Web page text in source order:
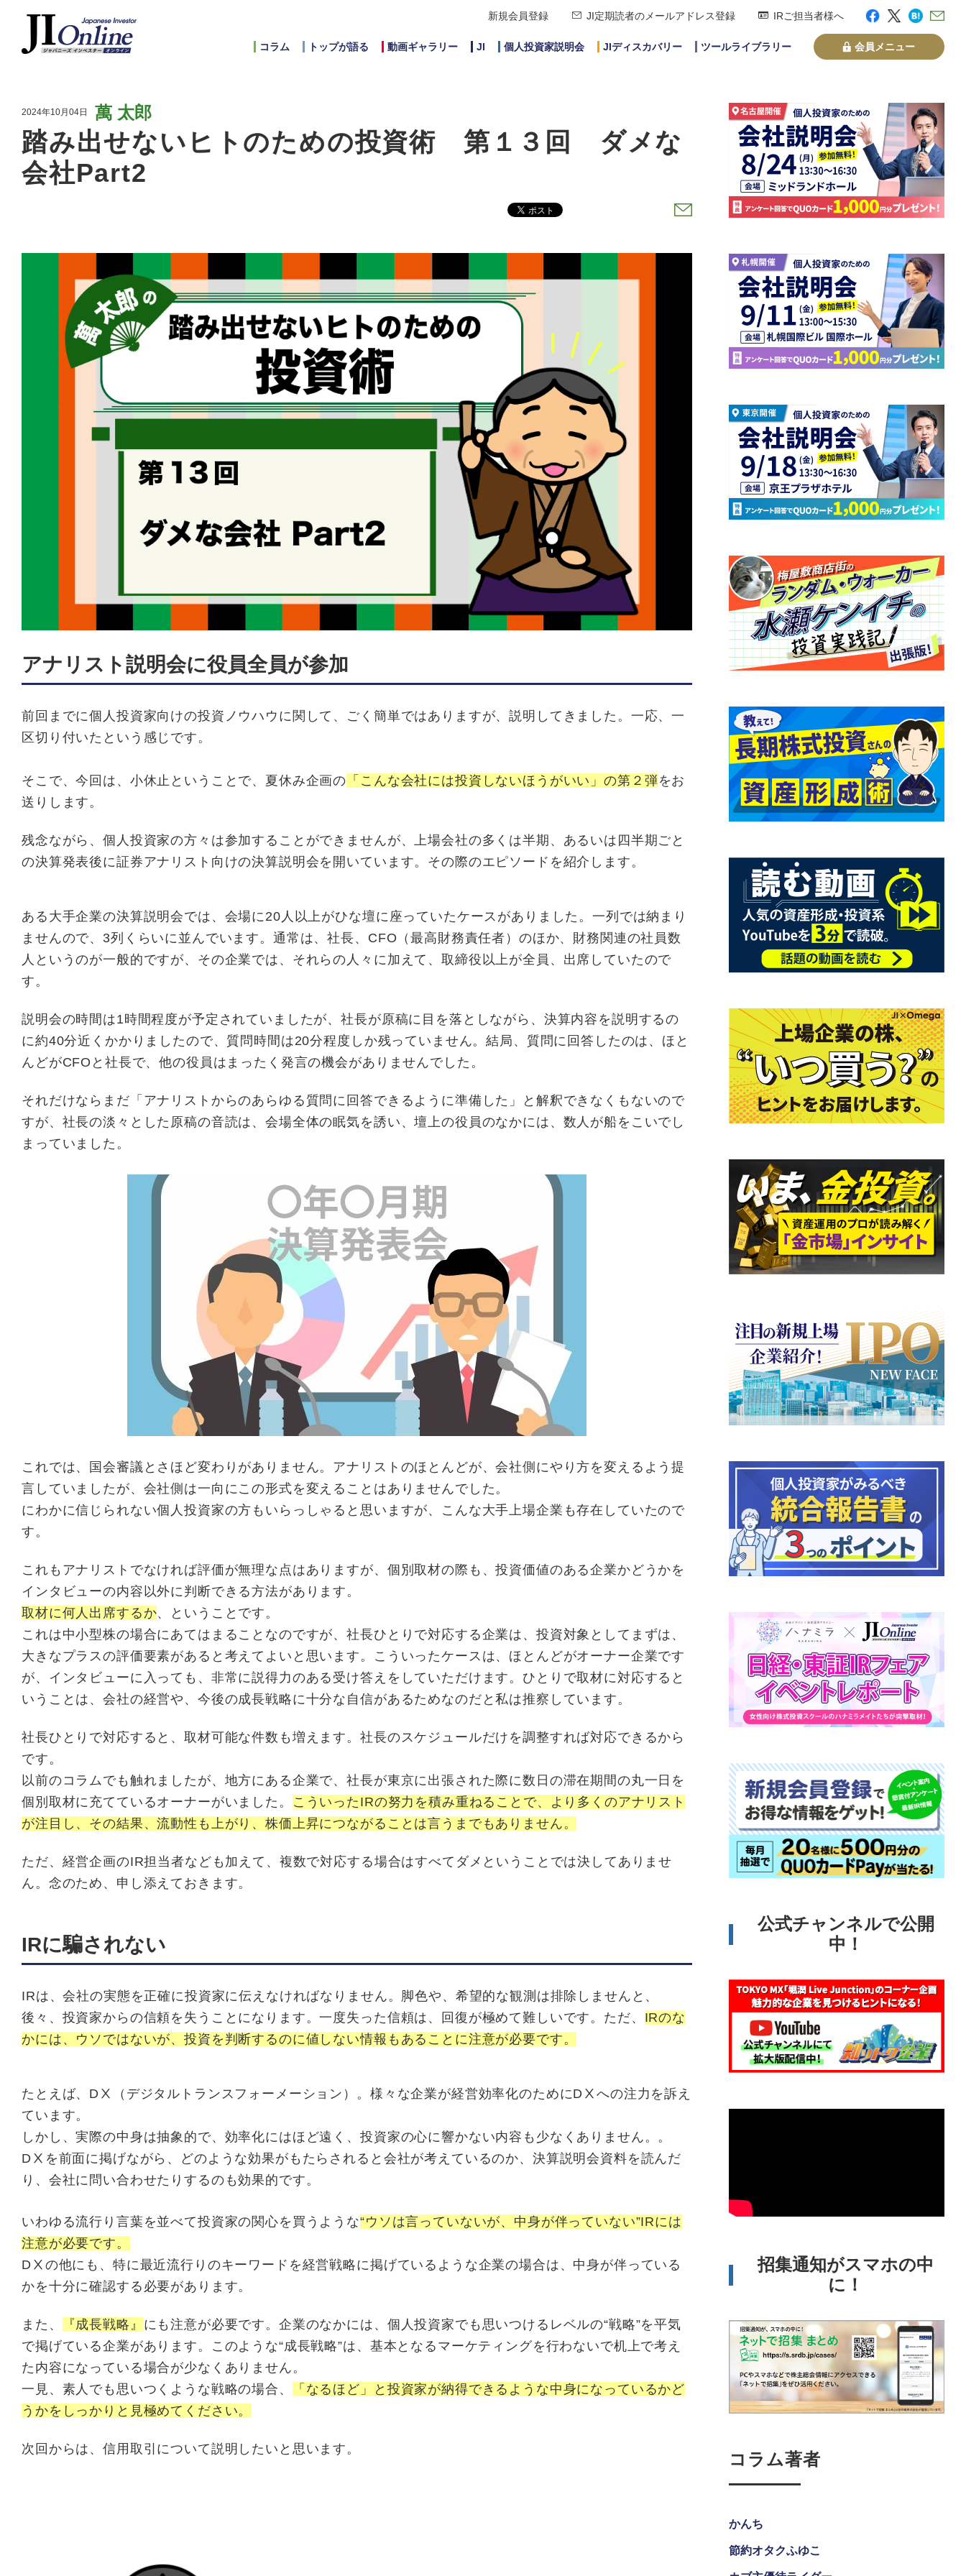
新規会員登録 JI定期読者のメールアドレス登録 IRご担当者様へ
コラム トップが語る 動画ギャラリー JI 個人投資家説明会 JIディスカバリー ツールライブラリー 会員メニュー
2024年10月04日 萬 太郎
踏み出せないヒトのための投資術 第１３回 ダメな
会社Part2
アナリスト説明会に役員全員が参加
前回までに個人投資家向けの投資ノウハウに関して、ごく簡単ではありますが、説明してきました。一応、一
区切り付いたという感じです。
そこで、今回は、小休止ということで、夏休み企画の 「こんな会社には投資しないほうがいい」の第２弾をお
送りします。
残念ながら、個人投資家の方々は参加することができませんが、上場会社の多くは半期、あるいは四半期ごと
の決算発表後に証券アナリスト向けの決算説明会を開いています。その際のエピソードを紹介します。
ある大手企業の決算説明会では、会場に20人以上がひな壇に座っていたケースがありました。一列では納まり
ませんので、3列くらいに並んでいます。通常は、社長、CFO（最高財務責任者）のほか、財務関連の社員数
人というのが一般的ですが、その企業では、それらの人々に加えて、取締役以上が全員、出席していたので
す。
説明会の時間は1時間程度が予定されていましたが、社長が原稿に目を落としながら、決算内容を説明するの
に約40分近くかかりましたので、質問時間は20分程度しか残っていません。結局、質問に回答したのは、ほと
んどがCFOと社長で、他の役員はまったく発言の機会がありませんでした。
それだけならまだ「アナリストからのあらゆる質問に回答できるように準備した」と解釈できなくもないので
すが、社長の淡々とした原稿の音読は、会場全体の眠気を誘い、壇上の役員のなかには、数人が船をこいでし
まっていました。
これでは、国会審議とさほど変わりがありません。アナリストのほとんどが、会社側にやり方を変えるよう提
言していましたが、会社側は一向にこの形式を変えることはありませんでした。
にわかに信じられない個人投資家の方もいらっしゃると思いますが、こんな大手上場企業も存在していたので
す。
これもアナリストでなければ評価が無理な点はありますが、個別取材の際も、投資価値のある企業かどうかを
インタビューの内容以外に判断できる方法があります。
取材に何人出席するか、ということです。
これは中小型株の場合にあてはまることなのですが、社長ひとりで対応する企業は、投資対象としてまずは、
大きなプラスの評価要素があると考えてよいと思います。こういったケースは、ほとんどがオーナー企業です
が、インタビューに入っても、非常に説得力のある受け答えをしていただけます。ひとりで取材に対応すると
いうことは、会社の経営や、今後の成長戦略に十分な自信があるためなのだと私は推察しています。
社長ひとりで対応すると、取材可能な件数も増えます。社長のスケジュールだけを調整すれば対応できるから
です。
以前のコラムでも触れましたが、地方にある企業で、社長が東京に出張された際に数日の滞在期間の丸一日を
個別取材に充てているオーナーがいました。
こういったIRの努力を積み重ねることで、より多くのアナリスト
が注目し、その結果、流動性も上がり、株価上昇につながることは言うまでもありません。
ただ、経営企画のIR担当者なども加えて、複数で対応する場合はすべてダメということでは決してありませ
ん。念のため、申し添えておきます。
IRに騙されない
IRは、会社の実態を正確に投資家に伝えなければなりません。脚色や、希望的な観測は排除しませんと、
後々、投資家からの信頼を失うことになります。一度失った信頼は、回復が極めて難しいです。ただ、 IRのな
かには、ウソではないが、投資を判断するのに値しない情報もあることに注意が必要です。
たとえば、DⅩ（デジタルトランスフォーメーション）。様々な企業が経営効率化のためにDⅩへの注力を訴え
ています。
しかし、実際の中身は抽象的で、効率化にはほど遠く、投資家の心に響かない内容も少なくありません。。
DⅩを前面に掲げながら、どのような効果がもたらされると会社が考えているのか、決算説明会資料を読んだ
り、会社に問い合わせたりするのも効果的です。
いわゆる流行り言葉を並べて投資家の関心を買うような“ウソは言っていないが、中身が伴っていない”IRには
注意が必要です。
DⅩの他にも、特に最近流行りのキーワードを経営戦略に掲げているような企業の場合は、中身が伴っている
かを十分に確認する必要があります。
また、 『成長戦略』 にも注意が必要です。企業のなかには、個人投資家でも思いつけるレベルの“戦略”を平気
で掲げている企業があります。このような“成長戦略”は、基本となるマーケティングを行わないで机上で考え
た内容になっている場合が少なくありません。
一見、素人でも思いつくような戦略の場合、
「なるほど」と投資家が納得できるような中身になっているかど
うかをしっかりと見極めてください。
次回からは、信用取引について説明したいと思います。
公式チャンネルで公開
中！
招集通知がスマホの中
に！
コラム著者
かんち
節約オタクふゆこ